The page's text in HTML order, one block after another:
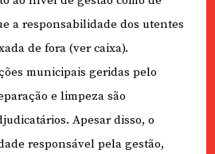
a responsabilidade dos utentes
de fora (ver caixa).
municipais geridas pelo
e limpeza são
Apesar disso, o
responsável pela gestão,